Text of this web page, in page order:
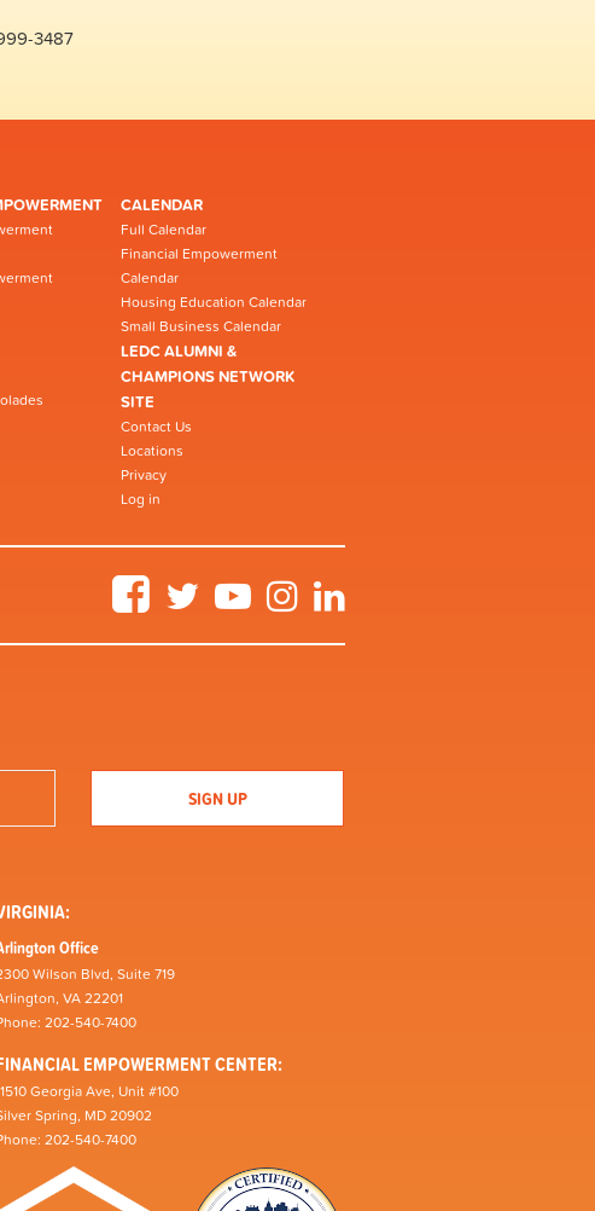
3487
CALENDAR
Full Calendar
Financial Empowerment
Calendar
Housing Education Calendar
Small Business Calendar
LEDC ALUMNI &
CHAMPIONS NETWORK
SITE
Contact Us
Locations
Privacy
Log in
FacebookTwitter YouTubeInstagram
Office
Wilson Blvd, Suite 719
VA 22201
202-540-7400
EMPOWERMENT CENTER:
Georgia Ave, Unit #100
Spring, MD 20902
202-540-7400